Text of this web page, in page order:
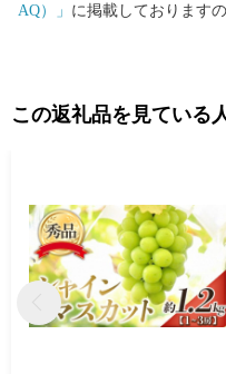
AQ）」 に掲載しております
この返礼品を見ている